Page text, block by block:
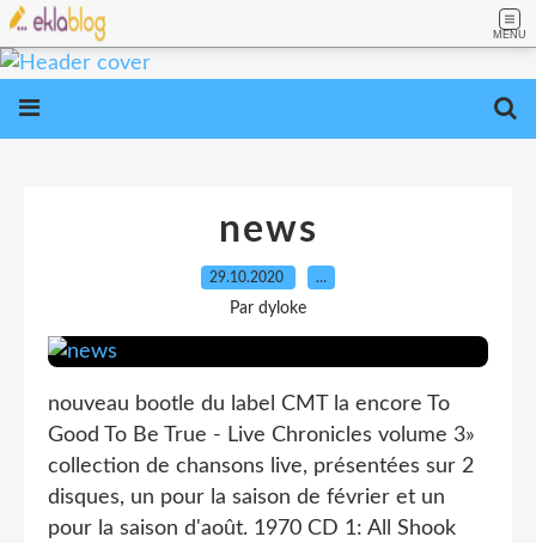
MENU
news
29.10.2020 …
Par dyloke
nouveau bootle du label CMT la encore To
Good To Be True - Live Chronicles volume 3»
collection de chansons live, présentées sur 2
disques, un pour la saison de février et un
pour la saison d'août. 1970 CD 1: All Shook